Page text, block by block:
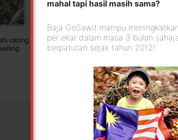
mahal tapi hasil masih sama?
Baja GoSawit mampu
per ekar dalam masa 3 bulan
berpatutan sejak tahun 2012!